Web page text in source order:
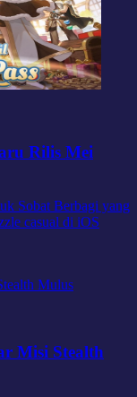
Rilis Mei
Sobat Berbagi yang
casual di iOS
Misi Stealth